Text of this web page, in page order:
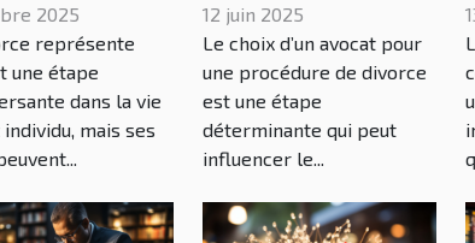
sur les
2025
représente
une étape
dans la vie
mais ses
votre procédure
de divorce
12 juin 2025
Le choix d’un avocat pour
une procédure de divorce
est une étape
déterminante qui peut
influencer le...